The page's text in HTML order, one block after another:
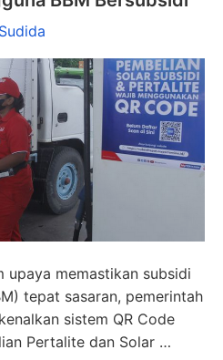
upaya memastikan subsidi
tepat sasaran, pemerintah
sistem QR Code
Pertalite dan Solar …